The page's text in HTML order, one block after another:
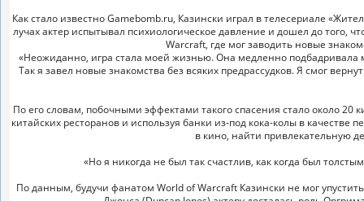
Как стало известно Gamebomb.ru, Казински играл в телесериале
лучах актер испытывал психиологическое давление и дошел до того,
Warcraft, где мог заводить новые
«Неожиданно, игра стала моей жизнью. Она медленно подбадривала
Так я завел новые знакомства без всяких предрассудков. Я смог
По его словам, побочными эффектами такого спасения стало около 20
китайских ресторанов и используя банки из-под кока-колы в
в кино, найти привлекательную
«Но я никогда не был так счастлив, как когда был
По данным, будучи фанатом World of Warcraft Казински не мог